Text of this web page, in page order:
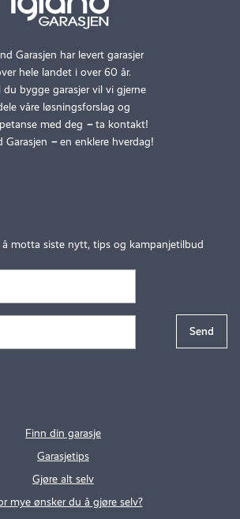
Garasjen har levert garasjer
hele landet i over 60 år.
du bygge garasjer vil vi gjerne
våre løsningsforslag og
med deg –ta kontakt!
Garasjen –en enklere hverdag!
Finn din garasje
Garasjetips
Gjøre alt selv
mye ønsker du å gjøre selv?
motta siste nytt, tips og kampanjetilbud